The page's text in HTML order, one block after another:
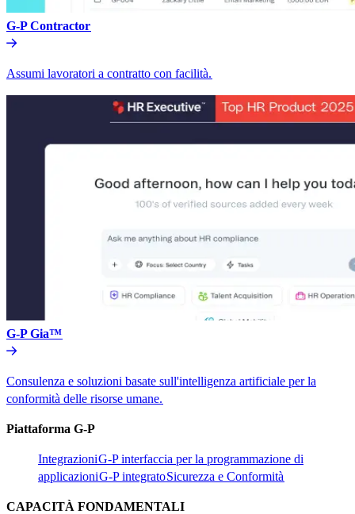
G-P Contractor​​
Assumi lavoratori a contratto con facilità.​​
G-P Gia™​​
Consulenza e soluzioni basate sull'intelligenza artificiale per la
conformità delle risorse umane.​​
Piattaforma G-P​​
Integrazioni​​G-P interfaccia per la programmazione di
applicazioni​​G-P integrato​​Sicurezza e Conformità​​
CAPACITÀ FONDAMENTALI​​